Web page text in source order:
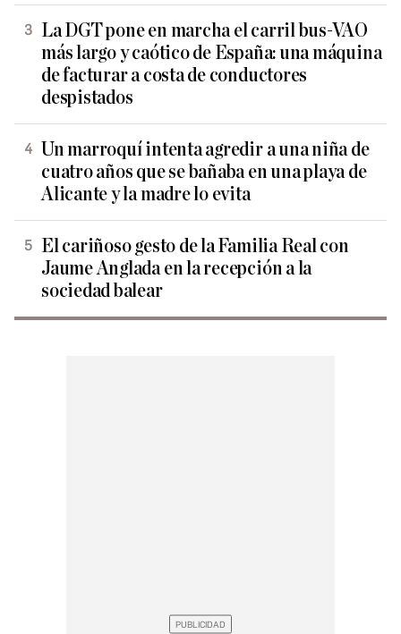
La DGT pone en marcha el carril bus-VAO
más largo y caótico de España: una máquina
de facturar a costa de conductores
despistados
Un marroquí intenta agredir a una niña de
cuatro años que se bañaba en una playa de
Alicante y la madre lo evita
El cariñoso gesto de la Familia Real con
Jaume Anglada en la recepción a la
sociedad balear